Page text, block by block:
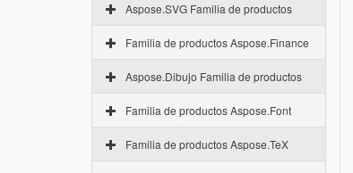
Aspose.SVG Familia de productos
Familia de productos Aspose.Finance
Aspose.Dibujo Familia de productos
Familia de productos Aspose.Font
Familia de productos Aspose.TeX